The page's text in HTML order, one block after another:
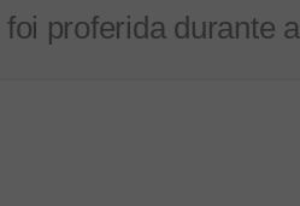
proferida durante